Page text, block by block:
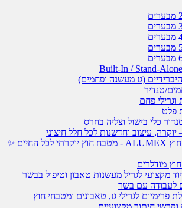
(גז מעשנה ופחמים)
טנדיר
פחם
פלט
כלי בישול וצליה בחרס
עיצוב וחדשנות לכל חלל חיצוני
- מטבחי חוץ ALUMEX - מטבח חוץ יוקרתי לכל החיים ✨
מודלרים
לעבודה עם בשר
פרימיום לגרילי גז, טאבונים ומטבחי חוץ